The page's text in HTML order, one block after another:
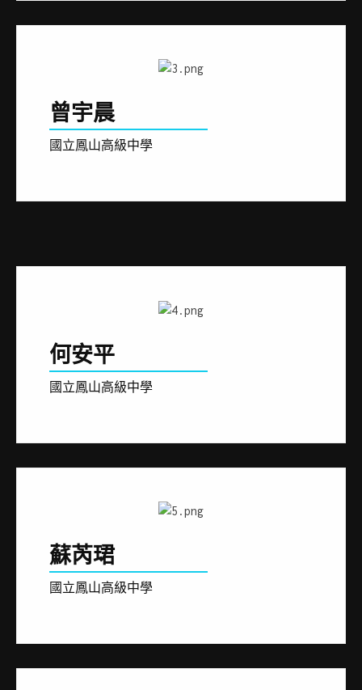
曾宇晨
國立鳳山高級中學
何安平
國立鳳山高級中學
蘇芮珺
國立鳳山高級中學